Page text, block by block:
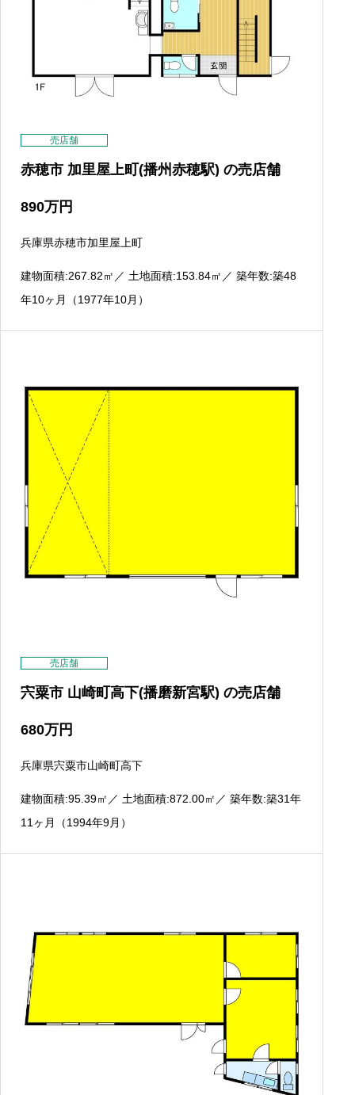
売店舗
赤穂市 加里屋上町(播州赤穂駅) の売店舗
890万円
兵庫県赤穂市加里屋上町
建物面積:267.82㎡ ／ 土地面積:153.84㎡ ／ 築年数:築48
年10ヶ月（1977年10月）
売店舗
宍粟市 山崎町高下(播磨新宮駅) の売店舗
680万円
兵庫県宍粟市山崎町高下
建物面積:95.39㎡ ／ 土地面積:872.00㎡ ／ 築年数:築31年
11ヶ月（1994年9月）